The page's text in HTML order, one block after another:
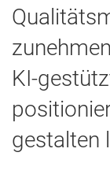
KI-
gestalten